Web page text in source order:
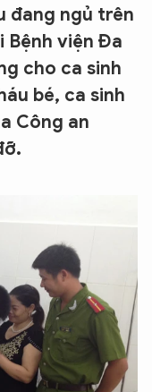
đang ngủ trên
Bệnh viện Đa
cho ca sinh
bé, ca sinh
Công an